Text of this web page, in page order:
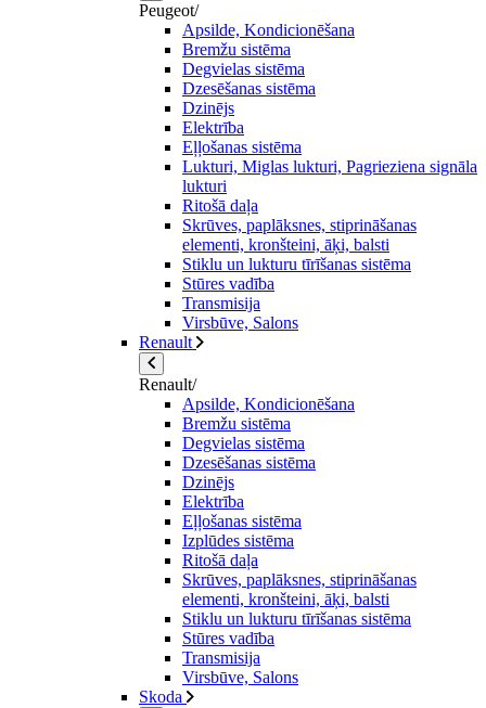
Peugeot/
Apsilde, Kondicionēšana
Bremžu sistēma
Degvielas sistēma
Dzesēšanas sistēma
Dzinējs
Elektrība
Eļļošanas sistēma
Lukturi, Miglas lukturi, Pagrieziena signāla
lukturi
Ritošā daļa
Skrūves, paplāksnes, stiprināšanas
elementi, kronšteini, āķi, balsti
Stiklu un lukturu tīrīšanas sistēma
Stūres vadība
Transmisija
Virsbūve, Salons
Renault
Renault/
Apsilde, Kondicionēšana
Bremžu sistēma
Degvielas sistēma
Dzesēšanas sistēma
Dzinējs
Elektrība
Eļļošanas sistēma
Izplūdes sistēma
Ritošā daļa
Skrūves, paplāksnes, stiprināšanas
elementi, kronšteini, āķi, balsti
Stiklu un lukturu tīrīšanas sistēma
Stūres vadība
Transmisija
Virsbūve, Salons
Skoda